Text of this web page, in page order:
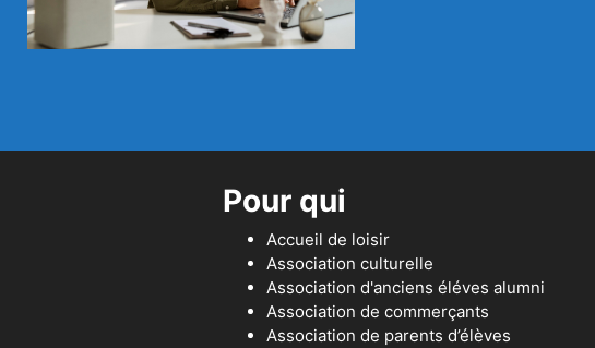
Pour qui
Accueil de loisir
Association culturelle
Association d'anciens éléves alumni
Association de commerçants
Association de parents d’élèves